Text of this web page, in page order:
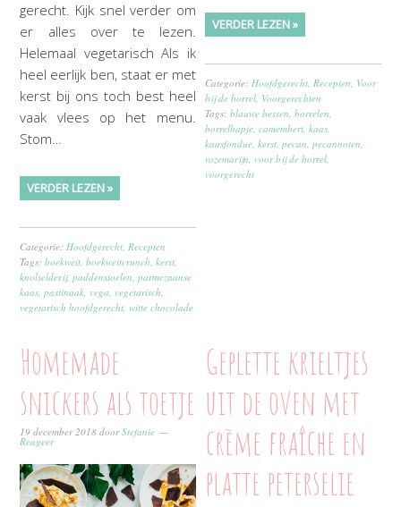
gerecht. Kijk snel verder om
er alles over te lezen.
Helemaal vegetarisch Als ik
heel eerlijk ben, staat er met
kerst bij ons toch best heel
vaak vlees op het menu.
Stom…
VERDER LEZEN »
Categorie:Hoofdgerecht,Recepten
Tags:boekweit,boekweitcrunch,kerst,
knolselderij,paddenstoelen,parmezaanse
kaas,pastinaak, vega, vegetarisch,
vegetarisch hoofdgerecht,witte chocolade
VERDER LEZEN »
Categorie:Hoofdgerecht,Recepten, Voor
bij de borrel, Voorgerechten
Tags:blauwe bessen,borrelen,
borrelhapje,camembert,kaas,
kaasfondue,kerst,pecan,pecannoten,
rozemarijn, voor bij de borrel,
voorgerecht
Homemade
snickers als toetje
19 december 2018 doorStefanie
Reageer
Geplette krieltjes
uit de oven met
crème fraîche en
platte peterselie